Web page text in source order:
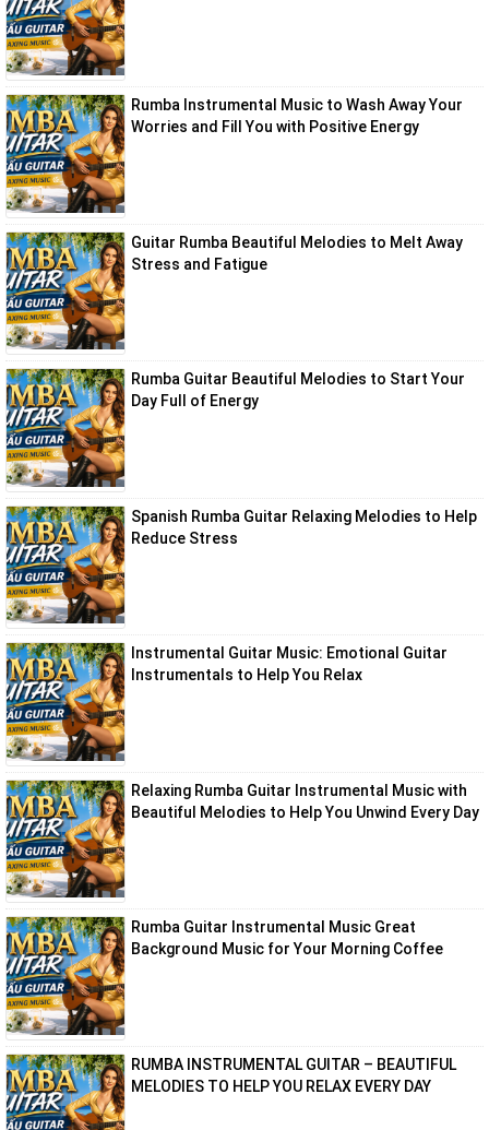
Rumba Instrumental Music to Wash Away Your
Worries and Fill You with Positive Energy
Guitar Rumba Beautiful Melodies to Melt Away
Stress and Fatigue
Rumba Guitar Beautiful Melodies to Start Your
Day Full of Energy
Spanish Rumba Guitar Relaxing Melodies to Help
Reduce Stress
Instrumental Guitar Music: Emotional Guitar
Instrumentals to Help You Relax
Relaxing Rumba Guitar Instrumental Music with
Beautiful Melodies to Help You Unwind Every Day
Rumba Guitar Instrumental Music Great
Background Music for Your Morning Coffee
RUMBA INSTRUMENTAL GUITAR – BEAUTIFUL
MELODIES TO HELP YOU RELAX EVERY DAY